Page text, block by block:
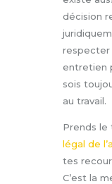
décision
respecter
entretien
sois
au travail.
Prends le
légal de
tes
C’est la